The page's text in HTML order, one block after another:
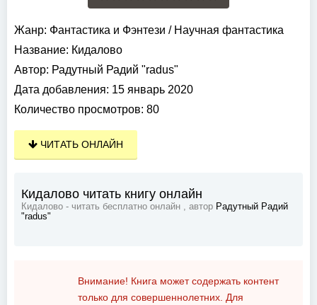
Жанр: Фантастика и Фэнтези / Научная фантастика
Название: Кидалово
Автор: Радутный Радий "radus"
Дата добавления: 15 январь 2020
Количество просмотров: 80
ЧИТАТЬ ОНЛАЙН
Кидалово читать книгу онлайн
Кидалово - читать бесплатно онлайн , автор Радутный Радий
"radus"
Внимание! Книга может содержать контент
только для совершеннолетних. Для